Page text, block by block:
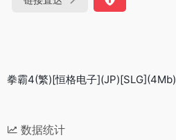
拳霸4(繁)[恒格电子](JP)[SLG](4Mb)
数据统计